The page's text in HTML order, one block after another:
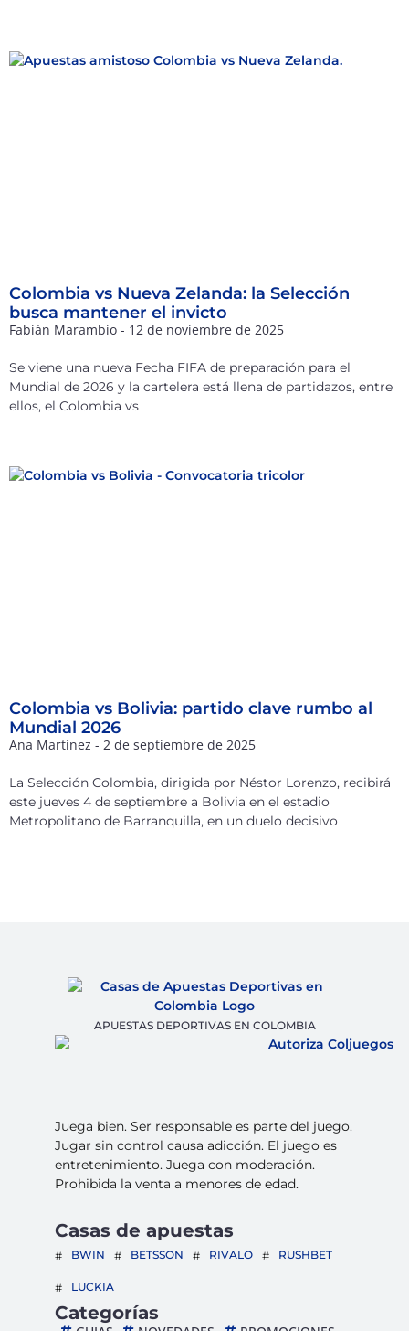
Colombia vs Nueva Zelanda: la Selección
busca mantener el invicto
Fabián Marambio 12 de noviembre de 2025
Se viene una nueva Fecha FIFA de preparación para el
Mundial de 2026 y la cartelera está llena de partidazos, entre
ellos, el Colombia vs
Colombia vs Bolivia: partido clave rumbo al
Mundial 2026
Ana Martínez 2 de septiembre de 2025
La Selección Colombia, dirigida por Néstor Lorenzo, recibirá
este jueves 4 de septiembre a Bolivia en el estadio
Metropolitano de Barranquilla, en un duelo decisivo
APUESTAS DEPORTIVAS EN COLOMBIA
Juega bien. Ser responsable es parte del juego.
Jugar sin control causa adicción. El juego es
entretenimiento. Juega con moderación.
Prohibida la venta a menores de edad.
Casas de apuestas
BWIN BETSSON RIVALO RUSHBET
LUCKIA
Categorías